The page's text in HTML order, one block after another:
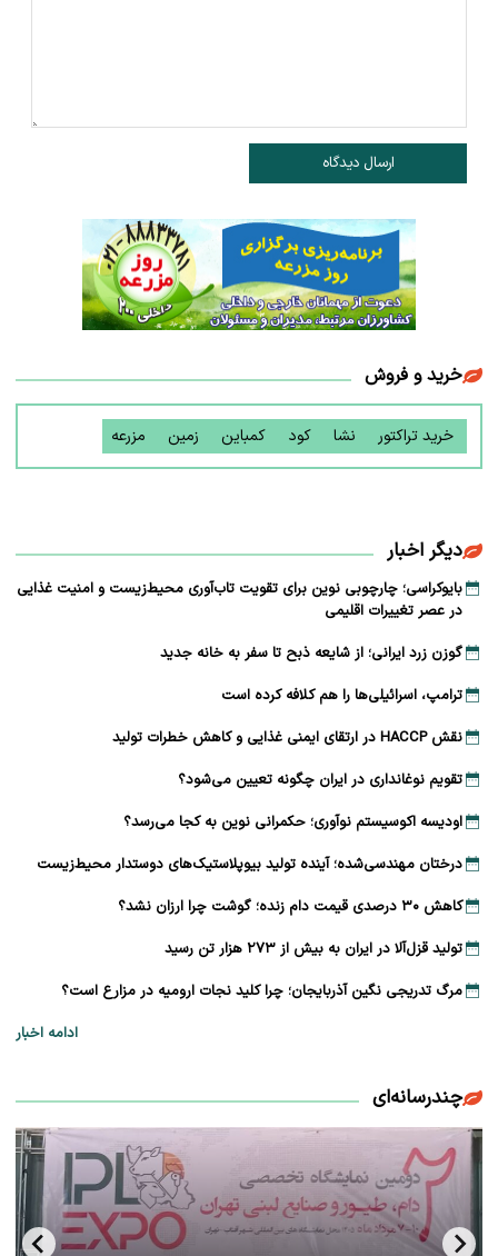
ارسال دیدگاه
خرید و فروش
خرید تراکتور نشا کود کمباین زمین مزرعه
دیگر اخبار
بایوکراسی؛ چارچوبی نوین برای تقویت تاب‌آوری محیط‌زیست و امنیت غذایی
در عصر تغییرات اقلیمی
گوزن زرد ایرانی؛ از شایعه ذبح تا سفر به خانه جدید
ترامپ، اسرائیلی‌ها را هم کلافه کرده است
نقش HACCP در ارتقای ایمنی غذایی و کاهش خطرات تولید
تقویم نوغانداری در ایران چگونه تعیین می‌شود؟
اودیسه اکوسیستم نوآوری؛ حکمرانی نوین به کجا می‌رسد؟
درختان مهندسی‌شده؛ آینده تولید بیوپلاستیک‌های دوستدار محیط‌زیست
کاهش ۳۰ درصدی قیمت دام زنده؛ گوشت چرا ارزان نشد؟
تولید قزل‌آلا در ایران به بیش از ۲۷۳ هزار تن رسید
مرگ تدریجی نگین آذربایجان؛ چرا کلید نجات ارومیه در مزارع است؟
ادامه اخبار
چندرسانه‌ای